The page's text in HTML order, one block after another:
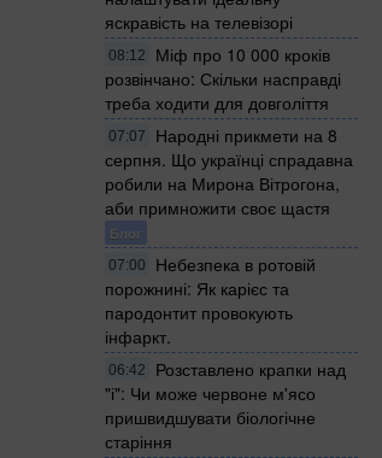
яскравість на телевізорі
08:12
Міф про 10 000 кроків
розвінчано: Скільки насправді
треба ходити для довголіття
07:07
Народні прикмети на 8
серпня. Що українці спрадавна
робили на Мирона Вітрогона,
аби примножити своє щастя
Блог
07:00
Небезпека в ротовій
порожнині: Як карієс та
пародонтит провокують
інфаркт.
06:42
Розставлено крапки над
"і": Чи може червоне м'ясо
пришвидшувати біологічне
старіння